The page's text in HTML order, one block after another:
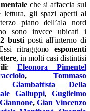
che si affaccia sul
lettura, gli spazi aperti al
piano dell’ala nord
sono invece ubicati i
bustiposti all'interno di
ritraggono esponenti
, in molti casi distintisi
:Eleonora Pimentel
,Tommaso
Giambattista Della
Galluppi, Guglielmo
,Gian Vincenzo